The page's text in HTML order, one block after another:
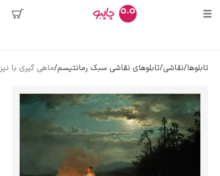
محبوب‌ترین
هنرمندان
کلود مونه
/تابلوهای نقاشی سبک رمانتیسم/ماهی گیری با نیزه – هانس گود